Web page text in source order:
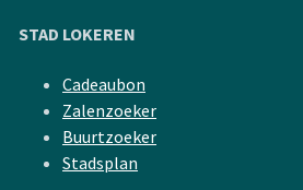
STAD LOKEREN
Cadeaubon
Zalenzoeker
Buurtzoeker
Stadsplan